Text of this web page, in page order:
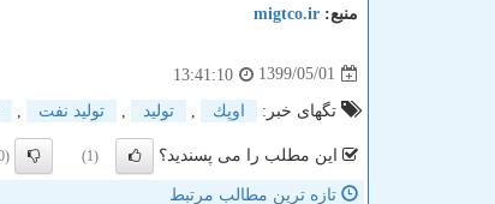
منبع: migtco.ir
1399/05/01
13:41:10
تگهای خبر: اوپك تولید تولید نفت
این مطلب را می پسندید؟ (1)
(0)
تازه ترین مطالب مرتبط